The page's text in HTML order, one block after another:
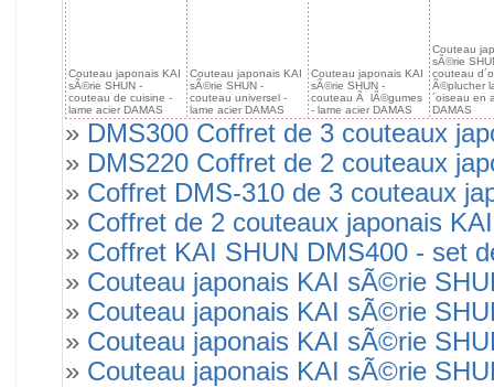
Couteau japonais KAI
sÃ©rie SHUN -
couteau de cuisine -
lame acier DAMAS
Couteau japonais KAI
sÃ©rie SHUN -
couteau universel -
lame acier DAMAS
Couteau japonais KAI
sÃ©rie SHUN -
couteau Ã lÃ©gumes
- lame acier DAMAS
Couteau
sÃ©rie
couteau
Ã©plucher
´oiseau en
DAMAS
» DMS300 Coffret de 3 couteaux
» DMS220 Coffret de 2 couteaux
» Coffret DMS-310 de 3 couteaux
» Coffret de 2 couteaux japonais
» Coffret KAI SHUN DMS400 - set
» Couteau japonais KAI sÃ©rie
» Couteau japonais KAI sÃ©rie
» Couteau japonais KAI sÃ©rie
» Couteau japonais KAI sÃ©rie